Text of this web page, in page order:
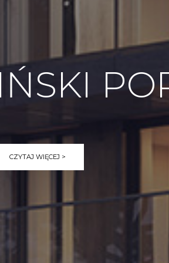
CZYTAJ WIĘCEJ >